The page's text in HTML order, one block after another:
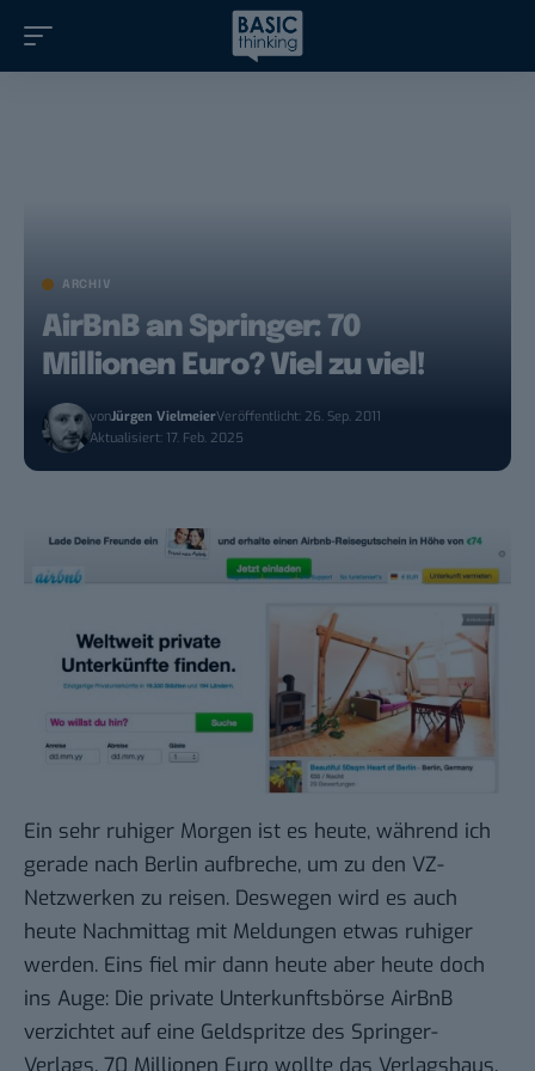
ARCHIV
AirBnB an Springer: 70
Millionen Euro? Viel zu viel!
vonJürgen VielmeierVeröffentlicht: 26. Sep. 2011
Aktualisiert: 17. Feb. 2025
Ein sehr ruhiger Morgen ist es heute, während ich
gerade nach Berlin aufbreche, um zu den VZ-
Netzwerken zu reisen. Deswegen wird es auch
heute Nachmittag mit Meldungen etwas ruhiger
werden. Eins fiel mir dann heute aber heute doch
ins Auge: Die private Unterkunftsbörse AirBnB
verzichtet auf eine Geldspritze des Springer-